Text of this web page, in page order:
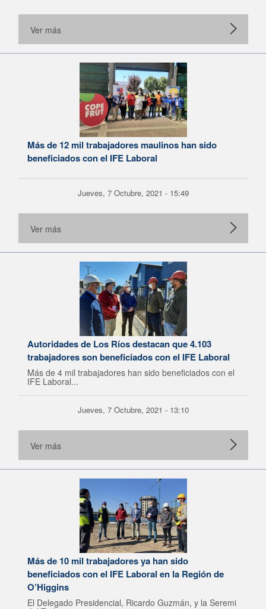
Ver más
Más de 12 mil trabajadores maulinos han sido
beneficiados con el IFE Laboral
Jueves, 7 Octubre, 2021 - 15:49
Ver más
Autoridades de Los Ríos destacan que 4.103
trabajadores son beneficiados con el IFE Laboral
Más de 4 mil trabajadores han sido beneficiados con el
IFE Laboral...
Jueves, 7 Octubre, 2021 - 13:10
Ver más
Más de 10 mil trabajadores ya han sido
beneficiados con el IFE Laboral en la Región de
O’Higgins
El Delegado Presidencial, Ricardo Guzmán, y la Seremi